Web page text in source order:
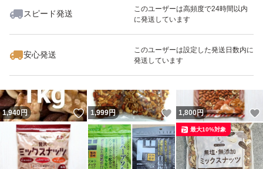
スピード発送
このユーザーは高頻度で24時間以内
に発送しています
安心発送
このユーザーは設定した発送日数内に
発送しています
いいね！
1,730
1,940円 いいね！
1,999円 いいね！
1,800円
最大10%対象